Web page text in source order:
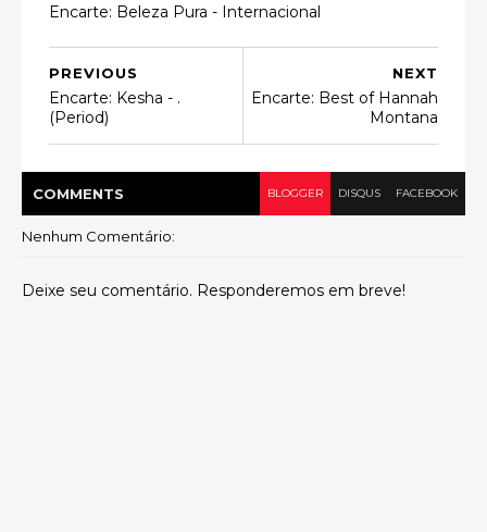
Encarte: Beleza Pura - Internacional
NEXT
Encarte: Best of Hannah
Montana
PREVIOUS
Encarte: Kesha - .
(Period)
COMMENTS BLOGGER DISQUS FACEBOOK
Nenhum Comentário:
Deixe seu comentário. Responderemos em breve!